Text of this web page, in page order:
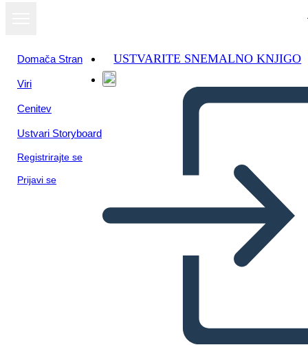
Domača Stran
Viri
Cenitev
Ustvari Storyboard
Registrirajte se
Prijavi se
USTVARITE SNEMALNO KNJIGO
Summer